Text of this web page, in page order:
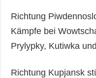
Richtung
Kämpfe bei
Prylypky, Kutiwka
Richtung Kupjansk